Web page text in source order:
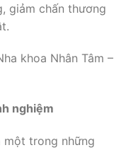
giảm chấn thương
khoa Nhân Tâm –
nghiệm
một trong những